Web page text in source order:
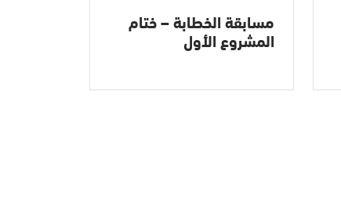
مسابقة الخطابة – ختام
المشروع الأول